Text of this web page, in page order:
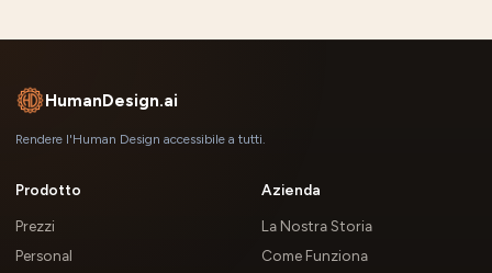
HumanDesign.ai
Rendere l'Human Design accessibile a tutti.
Prodotto
Prezzi
Personal
Azienda
La Nostra Storia
Come Funziona